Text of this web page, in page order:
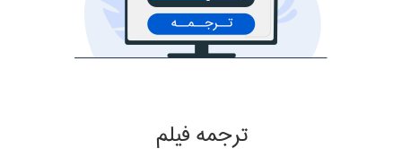
ترجمه فیلم